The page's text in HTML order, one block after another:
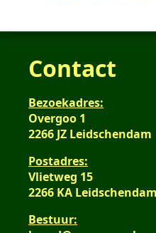
Contact
Bezoekadres:
Overgoo 1
2266 JZ Leidschendam
Postadres:
Vlietweg 15
2266 KA Leidschendam
Bestuur: